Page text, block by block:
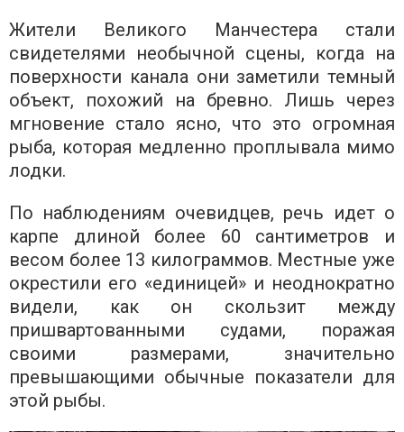
Жители Великого Манчестера стали
свидетелями необычной сцены, когда на
поверхности канала они заметили темный
объект, похожий на бревно. Лишь через
мгновение стало ясно, что это огромная
рыба, которая медленно проплывала мимо
лодки.
По наблюдениям очевидцев, речь идет о
карпе длиной более 60 сантиметров и
весом более 13 килограммов. Местные уже
окрестили его «единицей» и неоднократно
видели, как он скользит между
пришвартованными судами, поражая
своими размерами, значительно
превышающими обычные показатели для
этой рыбы.